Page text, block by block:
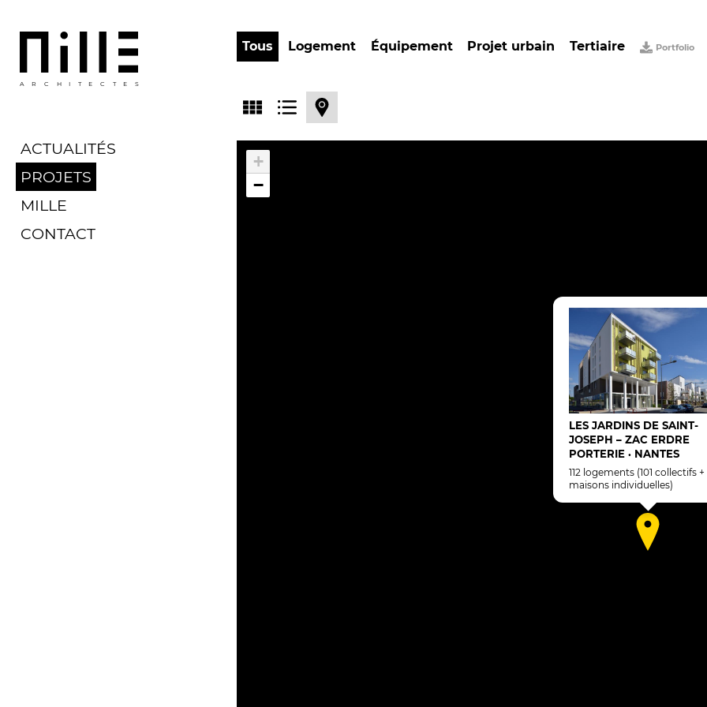
ARCHITECTES
ACTUALITÉS
PROJETS
MILLE
CONTACT
Tous Logement Équipement Projet urbain Tertiaire Portfolio
LES JARDINS DE SAINT-
JOSEPH – ZAC ERDRE
PORTERIE • NANTES
112 logements (101 collectifs + 11
maisons individuelles)
+
−